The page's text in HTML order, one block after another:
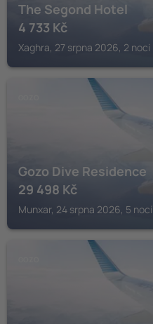
The Segond Hotel
4 733 Kč
Xaghra, 27 srpna 2026, 2 noci
Gozo Dive Residence
29 498 Kč
Munxar, 24 srpna 2026, 5 nocí